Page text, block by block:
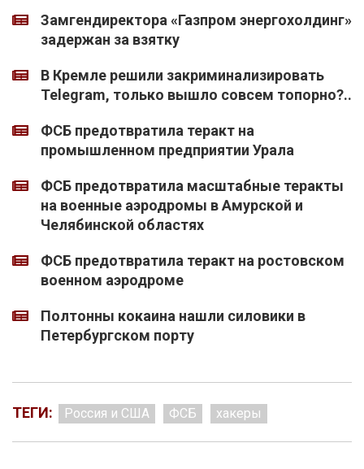
Замгендиректора «Газпром энергохолдинг»
задержан за взятку
В Кремле решили закриминализировать
Telegram, только вышло совсем топорно?..
ФСБ предотвратила теракт на
промышленном предприятии Урала
ФСБ предотвратила масштабные теракты
на военные аэродромы в Амурской и
Челябинской областях
ФСБ предотвратила теракт на ростовском
военном аэродроме
Полтонны кокаина нашли силовики в
Петербургском порту
ТЕГИ: Россия и США ФСБ хакеры